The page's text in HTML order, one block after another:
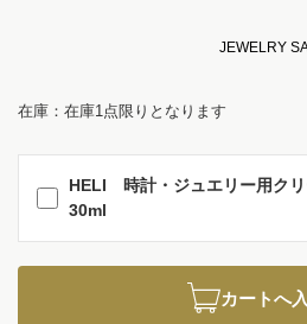
JEWELRY
在庫：在庫1点限りとなります
HELI 時計・ジュエリー用ク
30ml
カートへ